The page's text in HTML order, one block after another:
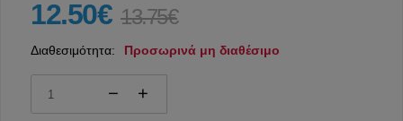
12.50€ 13.75€
Διαθεσιμότητα: Προσωρινά μη διαθέσιμο